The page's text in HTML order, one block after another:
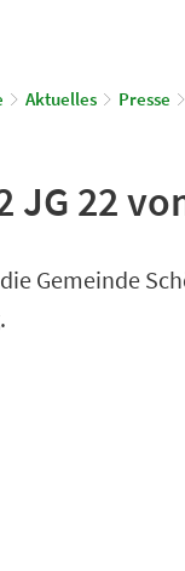
Aktuelles Presse
JG 22
Gemeinde